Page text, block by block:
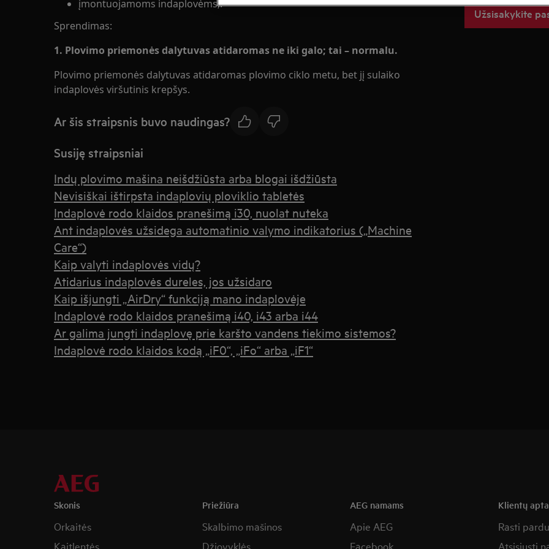
įmontuojamoms indaplovėms;.
Sprendimas:
1. Plovimo priemonės dalytuvas atidaromas ne iki galo; tai – normalu.
Plovimo priemonės dalytuvas atidaromas plovimo ciklo metu, bet jį sulaiko
indaplovės viršutinis krepšys.
Ar šis straipsnis buvo naudingas?
Susiję straipsniai
Indų plovimo mašina neišdžiūsta arba blogai išdžiūsta
Nevisiškai ištirpsta indaplovių ploviklio tabletės
Indaplovė rodo klaidos pranešimą i30, nuolat nuteka
Ant indaplovės užsidega automatinio valymo indikatorius („Machine
Care“)
Kaip valyti indaplovės vidų?
Atidarius indaplovės dureles, jos užsidaro
Kaip išjungti „AirDry“ funkciją mano indaplovėje
Indaplovė rodo klaidos pranešimą i40, i43 arba i44
Ar galima jungti indaplovę prie karšto vandens tiekimo sistemos?
Indaplovė rodo klaidos kodą „iF0“, „iFo“ arba „iF1“
Užsisakykite
Skonis
Orkaitės
Kaitlentės
Priežiūra
Skalbimo mašinos
Džiovyklės
AEG namams
Apie AEG
Facebook
Klientų
Rasti
Atsisiųsti